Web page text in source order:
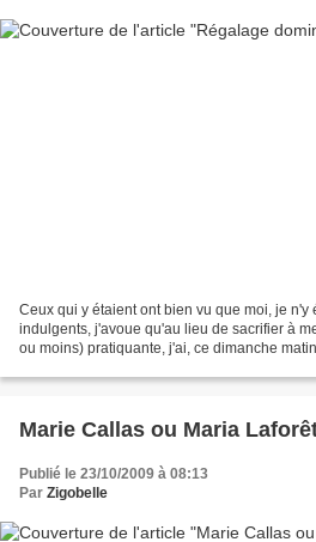
Ceux qui y étaient ont bien vu que moi, je n'y
indulgents, j'avoue qu'au lieu de sacrifier à
ou moins) pratiquante, j'ai, ce dimanche
Marie Callas ou Maria
Publié le 23/10/2009 à 08:13
Par Zigobelle